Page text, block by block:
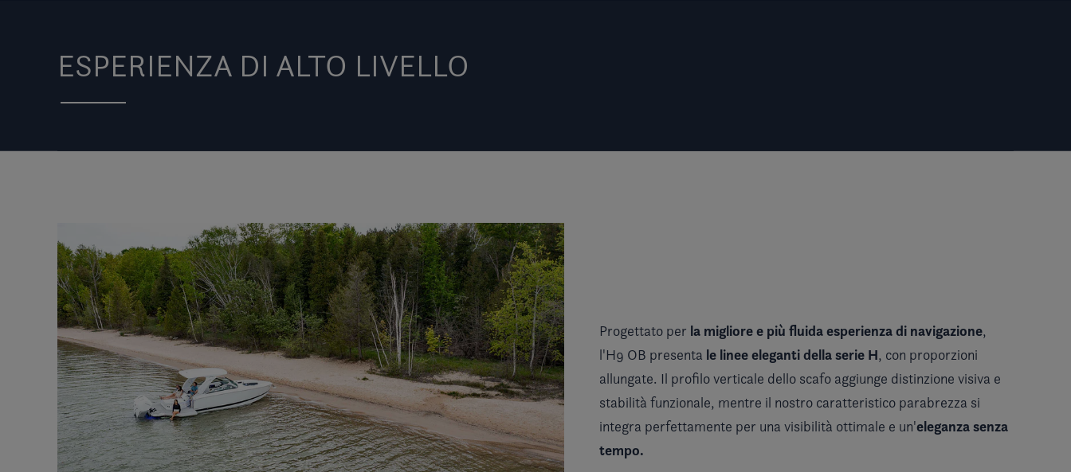
ESPERIENZA DI ALTO LIVELLO
Progettato per la migliore e più fluida esperienza di navigazione,
l'H9 OB presenta le linee eleganti dellaserie H, con proporzioni
allungate. Il profilo verticale dello scafo aggiunge distinzione visiva e
stabilità funzionale, mentre il nostro caratteristico parabrezza si
integra perfettamente per una visibilità ottimale e un'eleganza senza
tempo.